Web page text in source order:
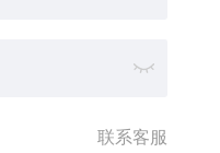
联系客服